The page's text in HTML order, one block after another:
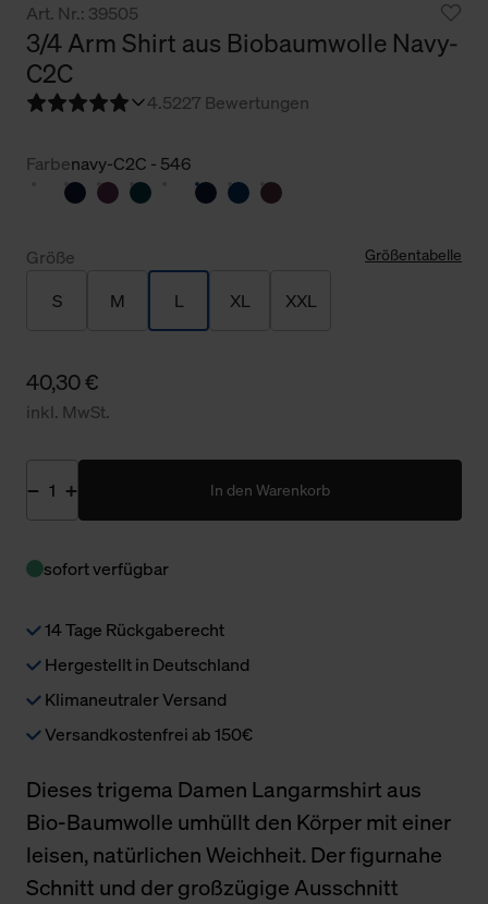
Art. Nr.: 39505
3/4 Arm Shirt aus Biobaumwolle Navy-
C2C
4.5227 Bewertungen
Farbenavy-C2C - 546
Größe Größentabelle
S M L XL XXL
40,30 €
inkl. MwSt.
In den Warenkorb
sofort verfügbar
14 Tage Rückgaberecht
Hergestellt in Deutschland
Klimaneutraler Versand
Versandkostenfrei ab 150€
Dieses trigema Damen Langarmshirt aus
Bio-Baumwolle umhüllt den Körper mit einer
leisen, natürlichen Weichheit. Der figurnahe
Schnitt und der großzügige Ausschnitt